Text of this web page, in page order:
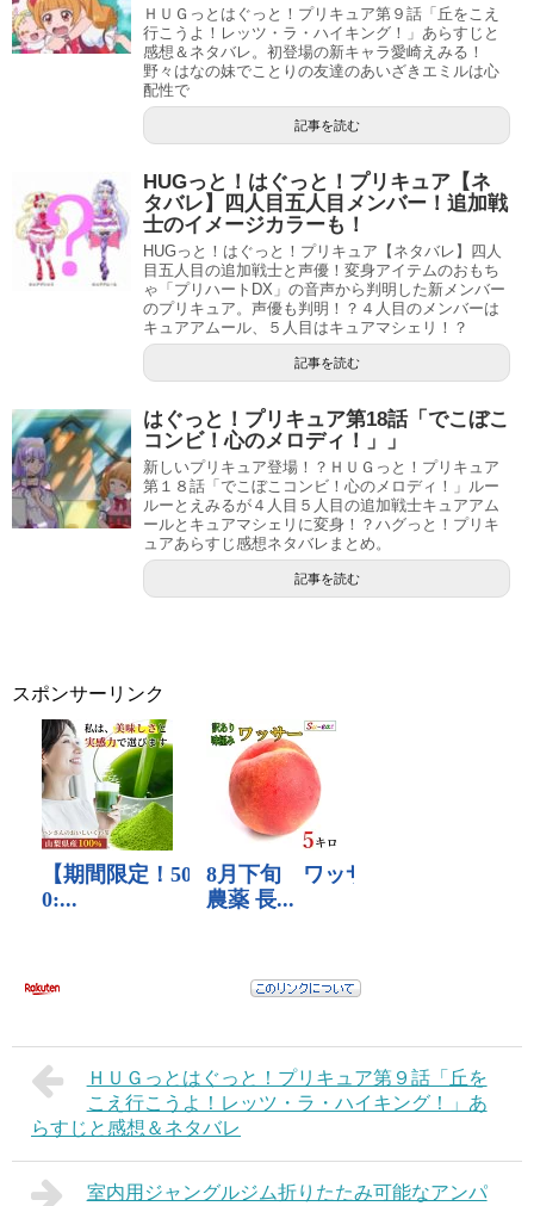
ＨＵＧっとはぐっと！プリキュア第９話「丘をこえ
行こうよ！レッツ・ラ・ハイキング！」あらすじと
感想＆ネタバレ。初登場の新キャラ愛崎えみる！
野々はなの妹でことりの友達のあいざきエミルは心
配性で
記事を読む
HUGっと！はぐっと！プリキュア【ネ
タバレ】四人目五人目メンバー！追加戦
士のイメージカラーも！
HUGっと！はぐっと！プリキュア【ネタバレ】四人
目五人目の追加戦士と声優！変身アイテムのおもち
ゃ「プリハートDX」の音声から判明した新メンバー
のプリキュア。声優も判明！？４人目のメンバーは
キュアアムール、５人目はキュアマシェリ！？
記事を読む
はぐっと！プリキュア第18話「でこぼこ
コンビ！心のメロディ！」」
新しいプリキュア登場！？ＨＵＧっと！プリキュア
第１８話「でこぼこコンビ！心のメロディ！」ルー
ルーとえみるが４人目５人目の追加戦士キュアアム
ールとキュアマシェリに変身！？ハグっと！プリキ
ュアあらすじ感想ネタバレまとめ。
記事を読む
スポンサーリンク
ＨＵＧっとはぐっと！プリキュア第９話「丘を
こえ行こうよ！レッツ・ラ・ハイキング！」あ
らすじと感想＆ネタバレ
室内用ジャングルジム折りたたみ可能なアンパ